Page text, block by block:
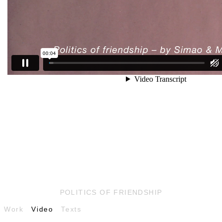
POLITICS OF FRIENDSHIP
Work Video Texts